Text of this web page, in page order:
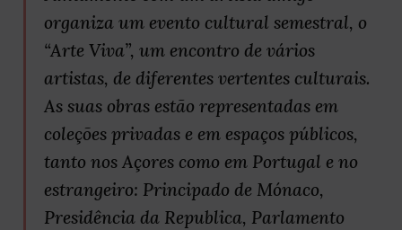
organiza um evento cultural semestral, o
“Arte Viva”, um encontro de vários
artistas, de diferentes vertentes culturais.
As suas obras estão representadas em
coleções privadas e em espaços públicos,
tanto nos Açores como em Portugal e no
estrangeiro: Principado de Mónaco,
Presidência da Republica, Parlamento